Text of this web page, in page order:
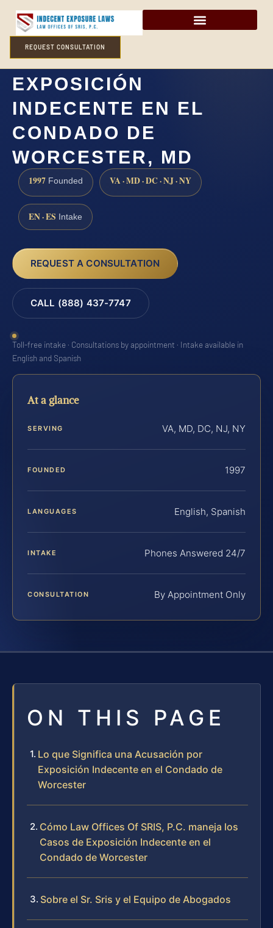
REQUEST CONSULTATION
ABOGADO DE
EXPOSICIÓN
INDECENTE EN EL
CONDADO DE
WORCESTER, MD
1997 Founded VA · MD · DC · NJ · NY
EN · ES Intake
REQUEST A CONSULTATION
CALL (888) 437-7747
Toll-free intake · Consultations by appointment · Intake available in
English and Spanish
At a glance
SERVING VA, MD, DC, NJ, NY
FOUNDED 1997
LANGUAGES English, Spanish
INTAKE Phones Answered 24/7
CONSULTATION By Appointment Only
ON THIS PAGE
Lo que Significa una Acusación por
Exposición Indecente en el Condado de
Worcester
Cómo Law Offices Of SRIS, P.C. maneja los
Casos de Exposición Indecente en el
Condado de Worcester
Sobre el Sr. Sris y el Equipo de Abogados